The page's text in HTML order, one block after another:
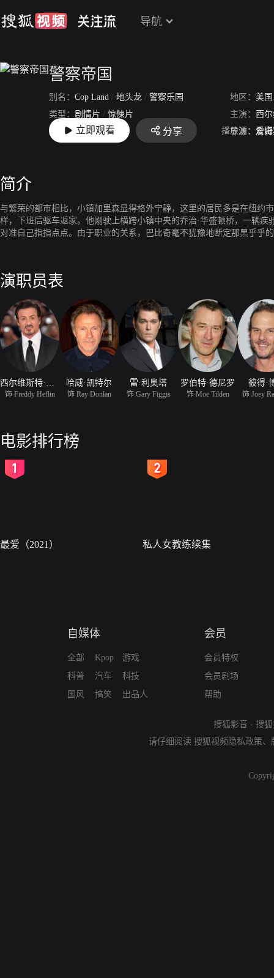
导航
警察帝国
别名： Cop Land / 地头龙 / 警察乐园 地区： 美国
类型： 剧情片 / 惊悚片 主演： 西
上映： 1997-08-15 导演： 詹姆
立即观看 分享 播放源： 爱
简介
与繁荣的都市相比，小镇加里森显得格外宁静，这里的居民多是在纽
样，下班后驱车返家。他刚驶上横跨小镇中央的乔治·华盛顿桥，一辆
对准自己指指点点。由于职业的关系，巴比奇毫不犹豫地断定那黑乎
演职员表
饰 Freddy Heflin
哈威·凯特尔
饰 Ray Donlan
雷·利奥塔
饰 Gary Figgis
罗伯特·德尼罗
饰 Moe Tilden
彼得·
饰 Joey
电影排行榜
最爱（2021） 私人女教练续集
自媒体
全部
科普
国风
Kpop
汽车
搞笑
游戏
科技
出品人
会员
会员特权
会员剧场
帮助
搜狐影音 - 搜
请仔细阅读 搜狐视频隐私政策、